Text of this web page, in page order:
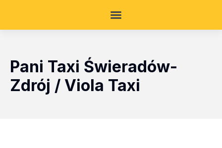
Pani Taxi Świeradów-
Zdrój / Viola Taxi